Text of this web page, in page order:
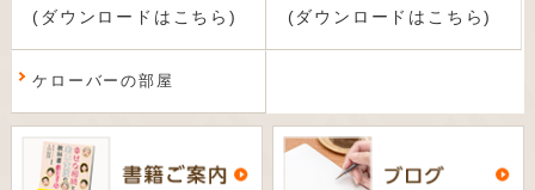
(ダウンロードはこちら) (ダウンロードはこちら)
ケローバーの部屋